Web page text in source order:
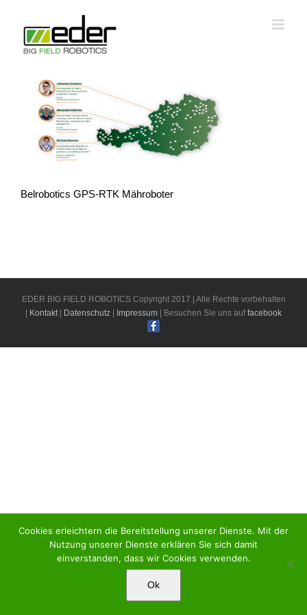
springen
Belrobotics GPS-RTK Mähroboter
EDER BIG FIELD ROBOTICS Copyright 2017 | Alle Rechte vorbehalten
Kontakt| Datenschutz Impressum | Besuchen Sie uns auffacebook
Cookies erleichtern die Bereitstellung unserer Dienste. Mit der
Nutzung unserer Dienste erklären Sie sich damit
einverstanden, dass wir Cookies verwenden.
Ok